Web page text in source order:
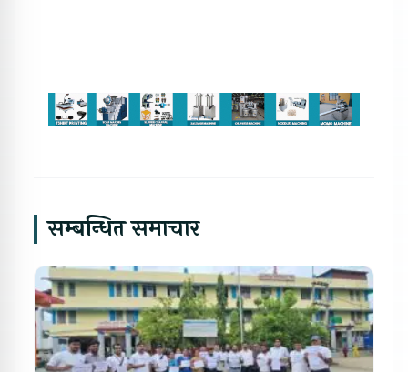
सम्बन्धित समाचार